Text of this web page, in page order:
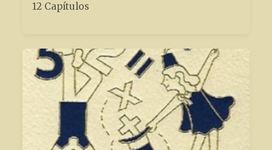
12 Capítulos